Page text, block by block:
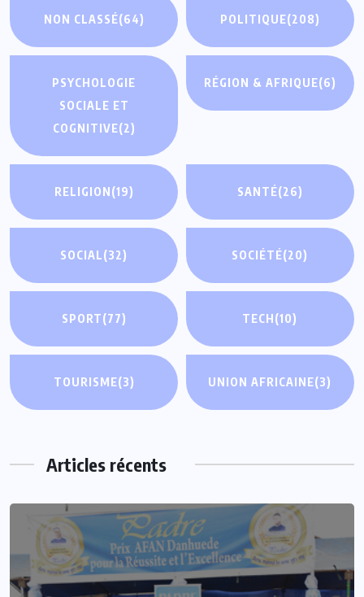
NON CLASSÉ(64) POLITIQUE(208)
PSYCHOLOGIE
SOCIALE ET
COGNITIVE(2)
RÉGION & AFRIQUE(6)
RELIGION(19) SANTÉ(26)
SOCIAL(32) SOCIÉTÉ(20)
SPORT(77) TECH(10)
TOURISME(3) UNION AFRICAINE(3)
Articles récents